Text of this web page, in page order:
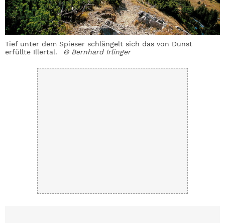
Tief unter dem Spieser schlängelt sich das von Dunst
erfüllte Illertal.
© Bernhard Irlinger